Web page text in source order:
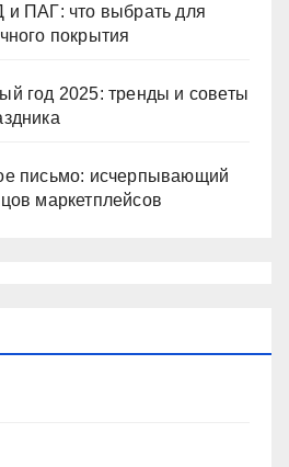
ПАГ: что выбрать для
покрытия
год 2025: тренды и советы
письмо: исчерпывающий
маркетплейсов